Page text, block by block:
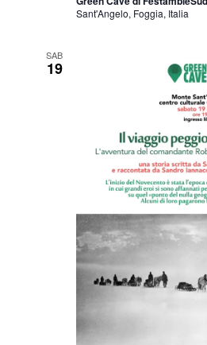
Sant'Angelo, Foggia, Italia
SAB
19